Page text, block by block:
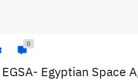
0